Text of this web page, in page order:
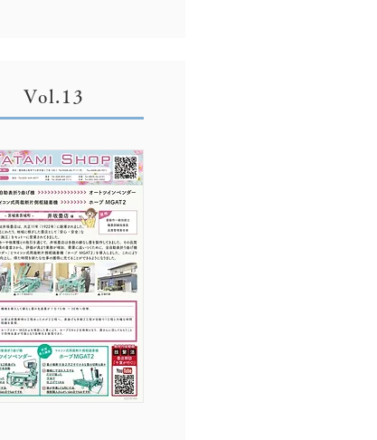
Vol.13